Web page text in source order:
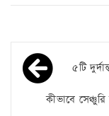
৫টি
কীভাবে